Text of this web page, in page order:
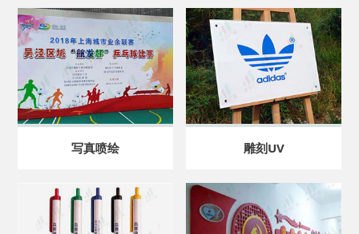
写真喷绘 雕刻UV